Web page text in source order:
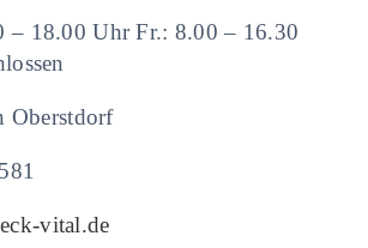
– 18.00 Uhr Fr.: 8.00 – 16.30
vital.de